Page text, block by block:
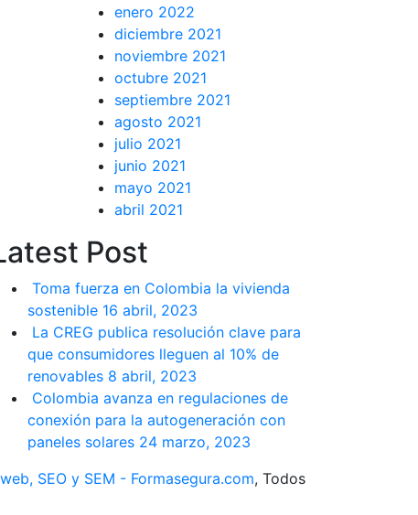
enero 2022
diciembre 2021
noviembre 2021
octubre 2021
septiembre 2021
agosto 2021
julio 2021
junio 2021
mayo 2021
abril 2021
Post
Toma fuerza en Colombia la vivienda
sostenible 16 abril, 2023
La CREG publica resolución clave para
que consumidores lleguen al 10% de
renovables 8 abril, 2023
Colombia avanza en regulaciones de
conexión para la autogeneración con
paneles solares 24 marzo, 2023
SEO y SEM - Formasegura.com, Todos